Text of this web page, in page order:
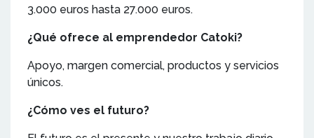
3.000 euros hasta 27.000 euros.
¿Qué ofrece al emprendedor Catoki?
Apoyo, margen comercial, productos y servicios
únicos.
¿Cómo ves el futuro?